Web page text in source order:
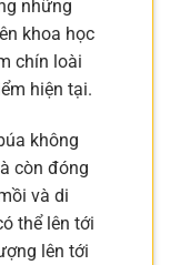
những
khoa học
chín loài
hiện tại.
không
còn đóng
và di
thể lên tới
lên tới